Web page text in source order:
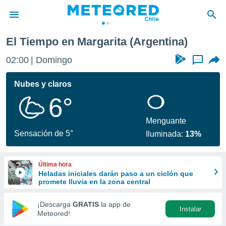
de
por
se
calidad.
a este
las
y
forma
digital
basada
El Tiempo en Margarita (Argentina)
02:00 Domingo ...
Nubes y claros
6°
Sensación de 5°
Menguante
Iluminada: 13%
Última hora
Heladas iniciales darán paso a un ciclón que
promete lluvia en la zona central
¡Descarga GRATIS la app de
Meteored!
Instalar